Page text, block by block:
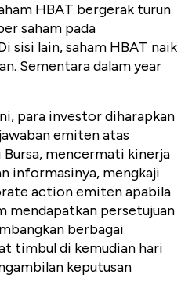
HBAT bergerak turun
saham pada
sisi lain, saham HBAT naik
Sementara dalam year
para investor diharapkan
emiten atas
mencermati kinerja
informasinya, mengkaji
action emiten apabila
mendapatkan persetujuan
berbagai
timbul di kemudian hari
keputusan